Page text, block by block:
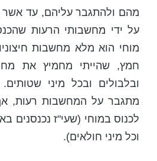
מהם ולהתגבר עליהם, עד
על ידי מחשבותי הרעות
מוחי הוא מלא מחשבות
חמץ, שהייתי מחמיץ את מחי
ובלבולים ובכל מיני
מתגבר על המחשבות רעות,
לכנוס במוחי (שעי"ז נכנסנים
וכל מיני חולאים).